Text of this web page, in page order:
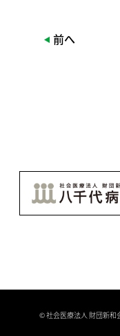
前へ
© 社会医療法人 財団新和